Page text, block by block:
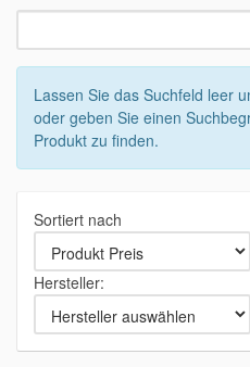
Lassen Sie das Suchfeld leer
oder geben Sie einen
Produkt zu finden.
Sortiert nach
Hersteller: